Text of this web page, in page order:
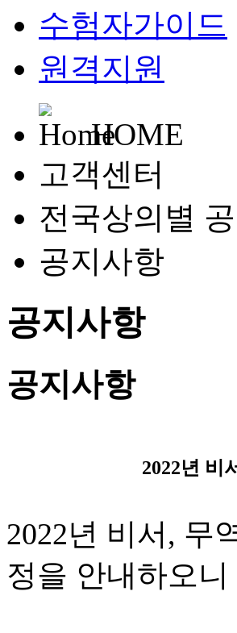
수험자가이드
원격지원
HOME
고객센터
전국상의별
공지사항
공지사항
공지사항
2022년 비
2022년 비서, 무
정을 안내하오